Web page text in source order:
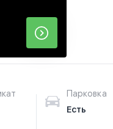
Парковка
Есть